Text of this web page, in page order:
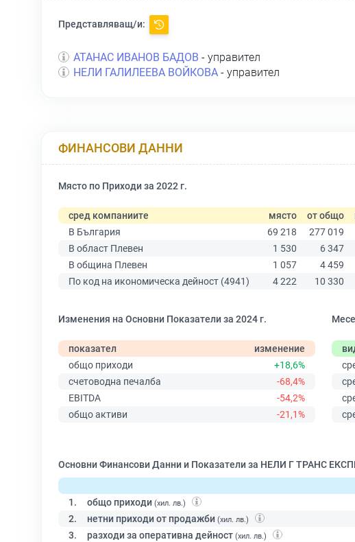
Представляващ/и:
АТАНАС ИВАНОВ БАДОВ - управител
НЕЛИ ГАЛИЛЕЕВА ВОЙКОВА - управител
ФИНАНСОВИ ДАННИ
Място по Приходи за 2022 г.
сред компаниите място от общо
В България
69 218 277 019
В област Плевен
1 530 6 347
В община Плевен
1 057 4 459
По код на икономическа дейност (4941)
4 222 10 330
Изменения на Основни Показатели за 2024 г.
показател
изменение
общо приходи
+18,6%
счетоводна печалба
-68,4%
EBITDA
-54,2%
общо активи
-21,1%
Основни Финансови Данни и Показатели за НЕЛИ Г ТРАНС
1.
общо приходи (хил. лв.)
2. нетни приходи от продажби (хил. лв.)
3. разходи за оперативна дейност (хил. лв.)